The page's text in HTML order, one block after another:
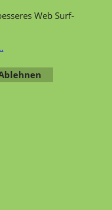
,Impressum
Web Surf-